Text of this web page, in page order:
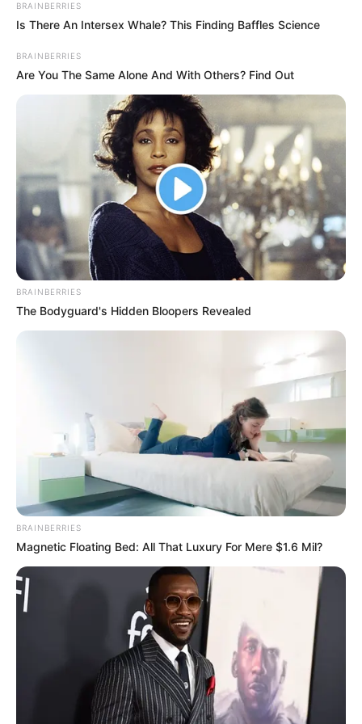
(foto: instagram/ruanngogoworld)
4. Di MV “Beep Beep” ia tampak manis dengan penari
latarnya
BRAINBERRIES
Is There An Intersex Whale? This Finding Baffles Science
BRAINBERRIES
Are You The Same Alone And With Others? Find Out
BRAINBERRIES
The Bodyguard's Hidden Bloopers Revealed
BRAINBERRIES
Magnetic Floating Bed: All That Luxury For Mere $1.6 Mil?